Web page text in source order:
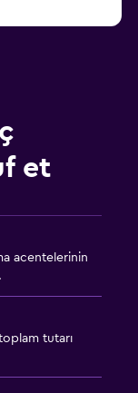
et
acentelerinin
tutarı